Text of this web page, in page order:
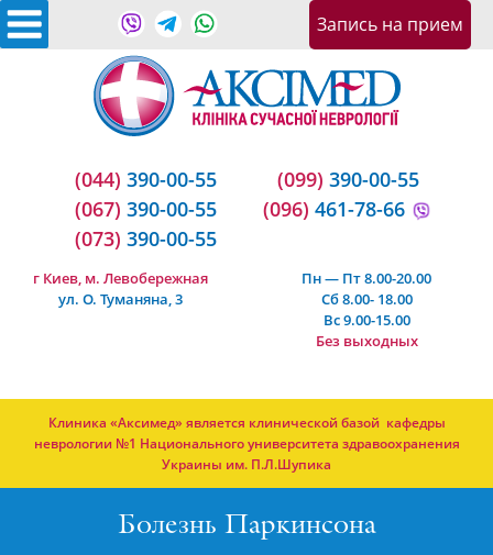
Запись на приeм
(044) 390-00-55
(067) 390-00-55
(073) 390-00-55
(099) 390-00-55
(096) 461-78-66
г Киев, м. Левобережная
ул. О. Туманяна, 3
Пн — Пт 8.00-20.00
Сб 8.00- 18.00
Вс 9.00-15.00
Без выходных
Клиника «Аксимед» является клинической базой кафедры
неврологии №1 Национального университета здравоохранения
Украины им. П.Л.Шупика
Болезнь Паркинсона